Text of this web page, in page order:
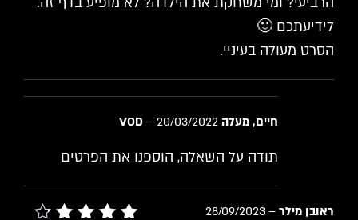
לידיעתכם 🙂
הסרט מעולה בעיניי.
חיים, מעלה VOD – 20/03/2022
תודה על השאלה, הוספנו את הפרטים
ראובן מילר –
28/09/2023